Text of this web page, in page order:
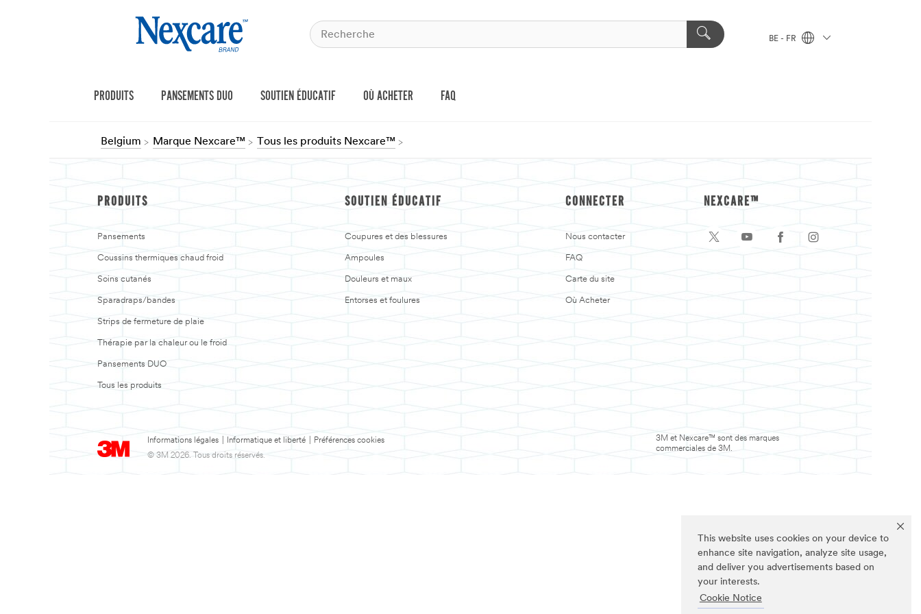
This website uses cookies on your device to
enhance site navigation, analyze site usage,
and deliver you advertisements based on
your interests.
Cookie Notice
BE - FR
PRODUITS PANSEMENTS DUO SOUTIEN ÉDUCATIF OÙ ACHETER FAQ
Belgium Marque Nexcare™ Tous les produits Nexcare™
PRODUITS
Pansements
Coussins thermiques chaud froid
Soins cutanés
Sparadraps/bandes
Strips de fermeture de plaie
Thérapie par la chaleur ou le froid
Pansements DUO
Tous les produits
SOUTIEN ÉDUCATIF
Coupures et des blessures
Ampoules
Douleurs et maux
Entorses et foulures
CONNECTER
Nous contacter
FAQ
Carte du site
Où Acheter
Informations légales Informatique et liberté
Préférences cookies
© 3M 2026. Tous droits réservés.
NEXCARE™
3M et Nexcare™ sont des marques
commerciales de 3M.